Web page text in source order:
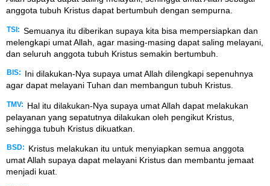
anggota tubuh Kristus dapat bertumbuh dengan sempurna.
TSI: Semuanya itu diberikan supaya kita bisa mempersiapkan dan
melengkapi umat Allah, agar masing-masing dapat saling melayani,
dan seluruh anggota tubuh Kristus semakin bertumbuh.
BIS:
Ini dilakukan-Nya supaya umat Allah dilengkapi sepenuhnya
agar dapat melayani Tuhan dan membangun tubuh Kristus.
TMV:
Hal itu dilakukan-Nya supaya umat Allah dapat melakukan
pelayanan yang sepatutnya dilakukan oleh pengikut Kristus,
sehingga tubuh Kristus dikuatkan.
BSD:
Kristus melakukan itu untuk menyiapkan semua anggota
umat Allah supaya dapat melayani Kristus dan membantu jemaat
menjadi kuat.